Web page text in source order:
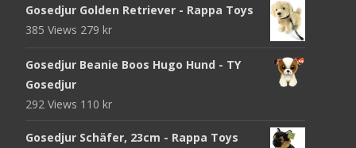
Gosedjur Golden Retriever - Rappa Toys
385 Views 279 kr
Gosedjur Beanie Boos Hugo Hund - TY
Gosedjur
292 Views 110 kr
Gosedjur Schäfer, 23cm - Rappa Toys